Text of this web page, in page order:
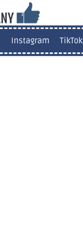
Instagram TikTok